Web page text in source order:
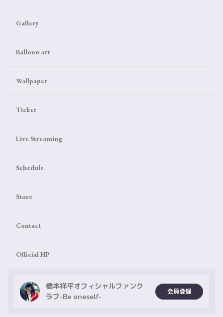
Gallery
Balloon art
Wallpaper
Ticket
Live Streaming
Schedule
Store
Contact
Official HP
橋本祥平オフィシャルファンク
ラブ-Be oneself-
会員登録